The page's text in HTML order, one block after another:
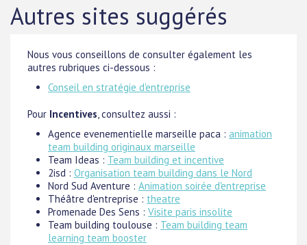
Autres sites suggérés
Nous vous conseillons de consulter également les
autres rubriques ci-dessous :
Conseil en stratégie d'entreprise
Pour Incentives, consultez aussi :
Agence evenementielle marseille paca : animation
team building originaux marseille
Team Ideas : Team building et incentive
2isd : Organisation team building dans le Nord
Nord Sud Aventure : Animation soirée d'entreprise
Théâtre d'entreprise : theatre
Promenade Des Sens : Visite paris insolite
Team building toulouse : Team building team
learning team booster